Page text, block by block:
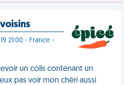
21:00 - France -
un colis contenant un
pas voir mon chéri aussi